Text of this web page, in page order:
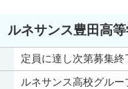
ルネサンス豊田高
定員に達し次第募集終
ルネサンス高校グル